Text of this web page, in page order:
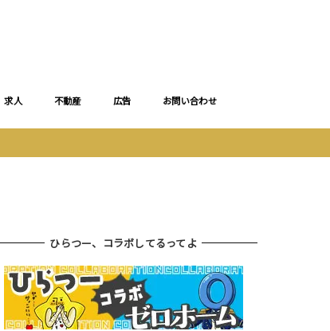
求人 不動産 広告 お問い合わせ
ひらつー、コラボしてるってよ